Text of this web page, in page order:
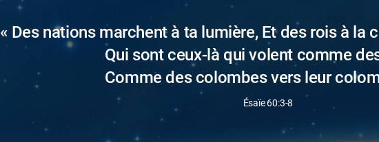
« Des nations marchent à ta lumière, Et des rois à la
Qui sont ceux-là qui volent comme
Comme des colombes vers leur
Ésaïe 60:3-8